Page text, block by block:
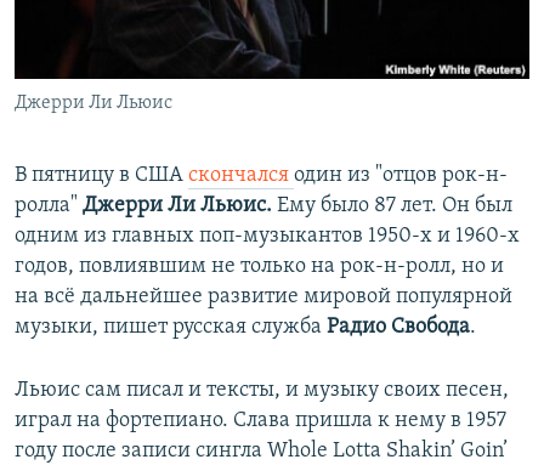
ПОБЕДИТЕЛЕЙ НЕ СУДЯТ?
КРЫМ.НЕПОКОРЕННЫЙ
ELIFBE
Все сайты RFE/RL
Джерри Ли Льюис
В пятницу в США скончался один из "отцов рок-н-
ролла" Джерри Ли Льюис. Ему было 87 лет. Он был
одним из главных поп-музыкантов 1950-х и 1960-х
годов, повлиявшим не только на рок-н-ролл, но и
на всё дальнейшее развитие мировой популярной
музыки, пишет русская служба Радио Свобода.
Льюис сам писал и тексты, и музыку своих песен,
играл на фортепиано. Слава пришла к нему в 1957
году после записи сингла Whole Lotta Shakin’ Goin’